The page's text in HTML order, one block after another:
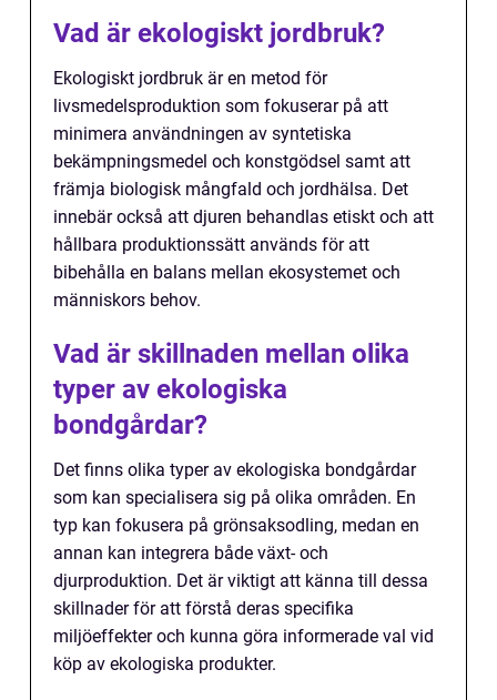
Vad är ekologiskt jordbruk?
Ekologiskt jordbruk är en metod för
livsmedelsproduktion som fokuserar på att
minimera användningen av syntetiska
bekämpningsmedel och konstgödsel samt att
främja biologisk mångfald och jordhälsa. Det
innebär också att djuren behandlas etiskt och att
hållbara produktionssätt används för att
bibehålla en balans mellan ekosystemet och
människors behov.
Vad är skillnaden mellan olika
typer av ekologiska
bondgårdar?
Det finns olika typer av ekologiska bondgårdar
som kan specialisera sig på olika områden. En
typ kan fokusera på grönsaksodling, medan en
annan kan integrera både växt- och
djurproduktion. Det är viktigt att känna till dessa
skillnader för att förstå deras specifika
miljöeffekter och kunna göra informerade val vid
köp av ekologiska produkter.